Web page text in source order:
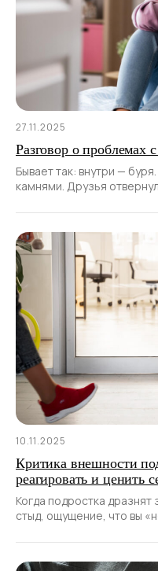
27.11.2025
Разговор о проблемах
Бывает так: внутри —
камнями. Друзья
10.11.2025
Критика внешности
реагировать и ценить
Когда подростка
стыд, ощущение, что вы